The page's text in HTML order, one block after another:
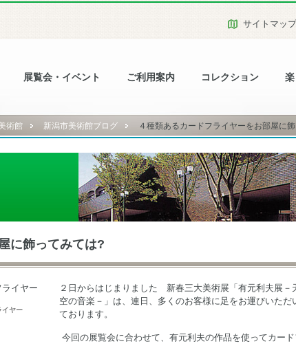
展覧会・イベント ご利用案内 コレクション
サイトマップ
術館 新潟市美術館ブログ ４種類あるカードフライヤーをお部屋に
に飾ってみては?
イヤー
２日からはじまりました 新春三大美術展「有元利夫展－
空の音楽－」は、連日、多くのお客様に足をお運びいただ
ております。
今回の展覧会に合わせて、有元利夫の作品を使ってカード